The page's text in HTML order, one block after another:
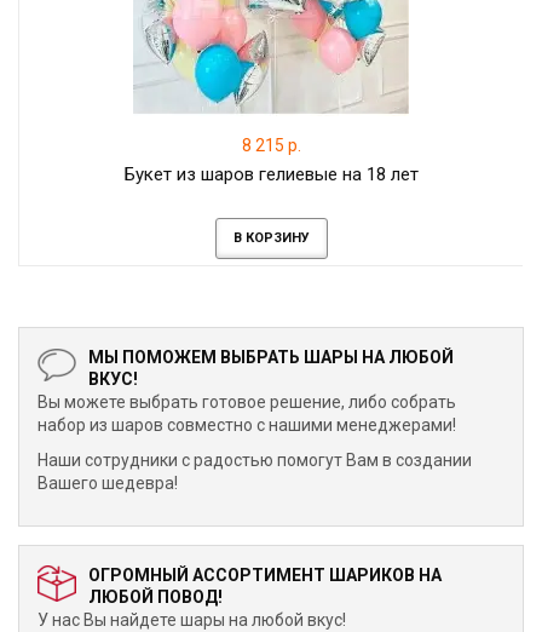
8 215 р.
Букет из шаров гелиевые на 18 лет
В КОРЗИНУ
МЫ ПОМОЖЕМ ВЫБРАТЬ ШАРЫ НА ЛЮБОЙ
ВКУС!
Вы можете выбрать готовое решение, либо собрать
набор из шаров совместно с нашими менеджерами!
Наши сотрудники с радостью помогут Вам в создании
Вашего шедевра!
ОГРОМНЫЙ АССОРТИМЕНТ ШАРИКОВ НА
ЛЮБОЙ ПОВОД!
У нас Вы найдете шары на любой вкус!